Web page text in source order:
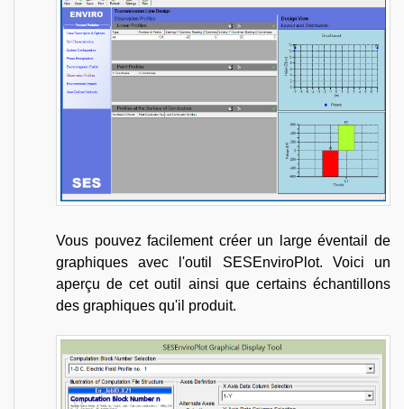
Vous pouvez facilement créer un large éventail de
graphiques avec l'outil SESEnviroPlot. Voici un
aperçu de cet outil ainsi que certains échantillons
des graphiques qu'il produit.